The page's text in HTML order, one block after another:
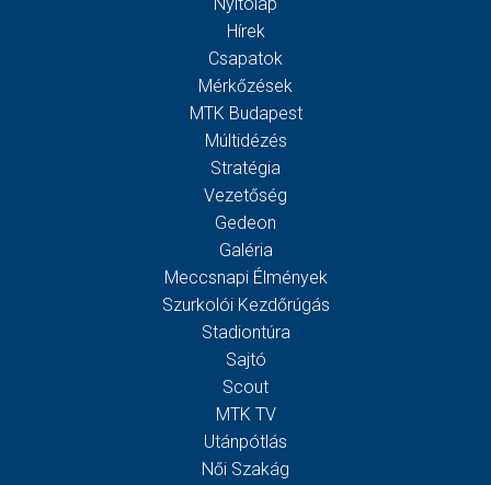
Hírek
Csapatok
Mérkőzések
MTK Budapest
Múltidézés
Stratégia
Vezetőség
Gedeon
Galéria
Meccsnapi Élmények
Szurkolói Kezdőrúgás
Stadiontúra
Sajtó
Scout
MTK TV
Utánpótlás
Női Szakág